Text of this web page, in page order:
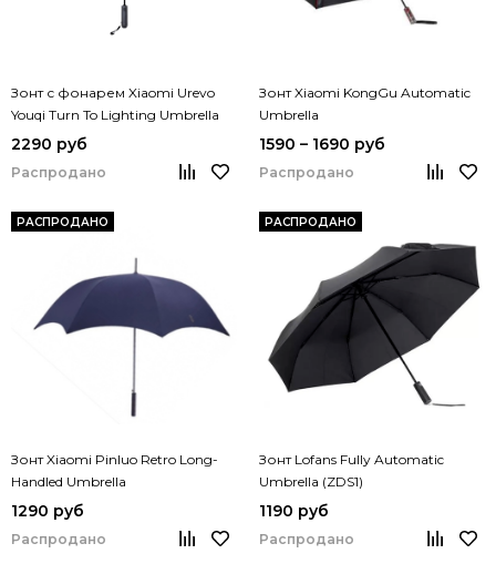
Зонт с фонарем Xiaomi Urevo
Youqi Turn To Lighting Umbrella
2290 руб
Распродано
Зонт Xiaomi KongGu Automatic
Umbrella
1590 – 1690 руб
Распродано
РАСПРОДАНО
Зонт Xiaomi Pinluo Retro Long-
Handled Umbrella
1290 руб
Распродано
РАСПРОДАНО
Зонт Lofans Fully Automatic
Umbrella (ZDS1)
1190 руб
Распродано